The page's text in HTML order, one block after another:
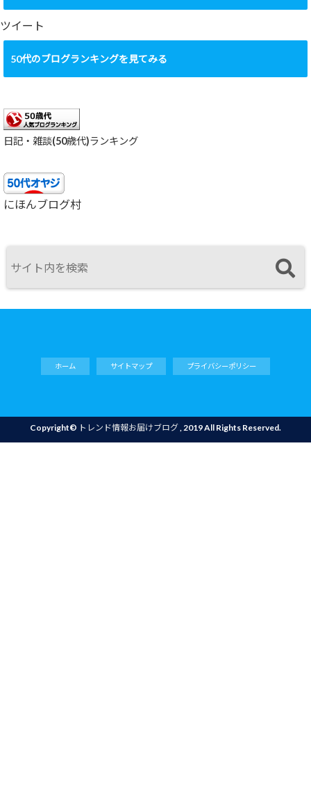
イ
ブ
ツイート
50代のブログランキングを見てみる
日記・雑談(50歳代)ランキング
にほんブログ村
ホーム サイトマップ プライバシーポリシー
Copyright© トレンド情報お届けブログ, 2019 All Rights Reserved.